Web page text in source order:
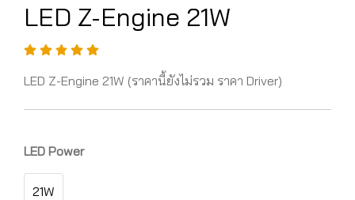
LED Z-Engine 21W
LED Z-Engine 21W (ราคานี้ยังไม่รวม ราคา Driver)
LED Power
21W